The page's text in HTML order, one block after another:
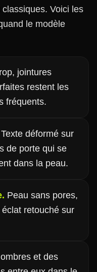
Voici les
le modèle
jointures
restent les
fréquents.
Texte déformé sur
de porte qui se
dans la peau.
Peau sans pores,
retouché sur
et des